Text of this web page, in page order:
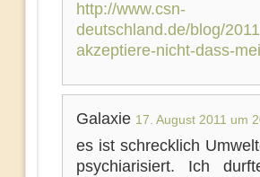
http://www.csn-
deutschland.de/blog/
akzeptiere-nicht-dass-
Galaxie 17. August 2011 um
es ist schrecklich
psychiarisiert. Ich